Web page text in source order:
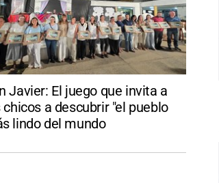
Javier: El juego que invita a
chicos a descubrir "el pueblo
lindo del mundo